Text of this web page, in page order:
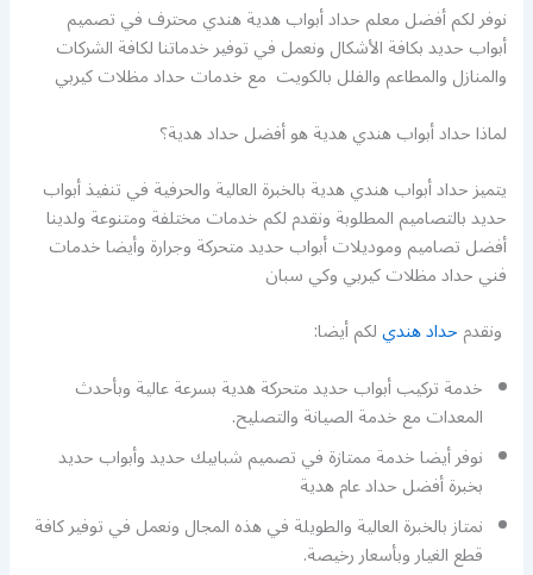
نوفر لكم أفضل معلم حداد أبواب هدية هندي محترف في تصميم
أبواب حديد بكافة الأشكال ونعمل في توفير خدماتنا لكافة الشركات
والمنازل والمطاعم والفلل بالكويت مع خدمات حداد مظلات كيربي
لماذا حداد أبواب هندي هدية هو أفضل حداد هدية؟
يتميز حداد أبواب هندي هدية بالخبرة العالية والحرفية في تنفيذ أبواب
حديد بالتصاميم المطلوبة ونقدم لكم خدمات مختلفة ومتنوعة ولدينا
أفضل تصاميم وموديلات أبواب حديد متحركة وجرارة وأيضا خدمات
فني حداد مظلات كيربي وكي سبان
ونقدمحداد هنديلكم أيضا:
خدمة تركيب أبواب حديد متحركة هدية بسرعة عالية وبأحدث
المعدات مع خدمة الصيانة والتصليح.
نوفر أيضا خدمة ممتازة في تصميم شبابيك حديد وأبواب حديد
بخبرة أفضل حداد عام هدية
نمتاز بالخبرة العالية والطويلة في هذه المجال ونعمل في توفير كافة
قطع الغيار وبأسعار رخيصة.